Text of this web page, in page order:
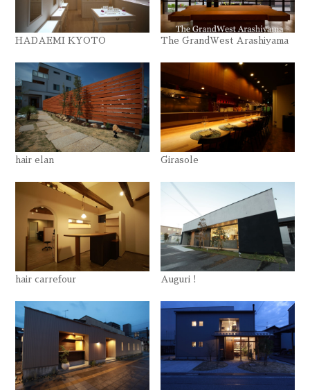
HADAEMI KYOTO The GrandWest Arashiyama
hair elan Girasole
hair carrefour Auguri !